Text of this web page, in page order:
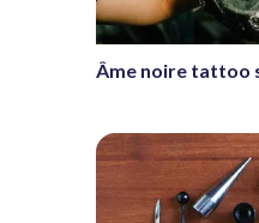
Âme noire tattoo